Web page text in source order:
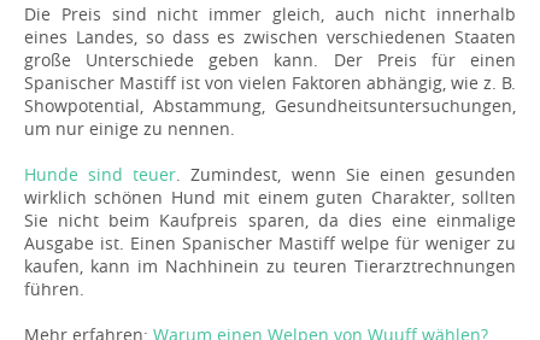
Die Preis sind nicht immer gleich, auch nicht innerhalb
eines Landes, so dass es zwischen verschiedenen Staaten
große Unterschiede geben kann. Der Preis für einen
Spanischer Mastiff ist von vielen Faktoren abhängig, wie z. B.
Showpotential, Abstammung, Gesundheitsuntersuchungen,
um nur einige zu nennen.
Hunde sind teuer . Zumindest, wenn Sie einen gesunden
wirklich schönen Hund mit einem guten Charakter, sollten
Sie nicht beim Kaufpreis sparen, da dies eine einmalige
Ausgabe ist. Einen Spanischer Mastiff welpe für weniger zu
kaufen, kann im Nachhinein zu teuren Tierarztrechnungen
führen.
Mehr erfahren: Warum einen Welpen von Wuuff wählen?